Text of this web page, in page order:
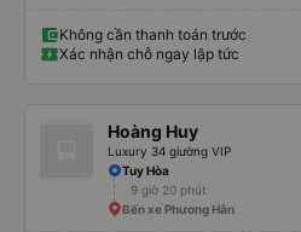
trên không bị vướng chân như các xe khác mình từng đi
tình hỗ trợ hỏi đón trả cực bao nhiệt tình nhẹ nhàn
có bánh nước, khăn lạnh. Tới trạm tài xế
Không cần thanh toán trước
Xác nhận chỗ ngay lập tức
Hoàng Huy
Luxury 34 giường VIP
Tuy Hòa
9 giờ 20 phút
Bến xe Phương Hân